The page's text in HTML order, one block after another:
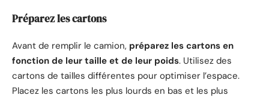
Préparez les cartons
Avant de remplir le camion, préparez les cartons en
fonction de leur taille et de leur poids. Utilisez des
cartons de tailles différentes pour optimiser l’espace.
Placez les cartons les plus lourds en bas et les plus